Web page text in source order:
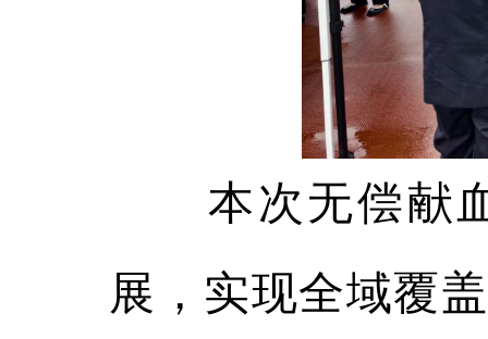
本次无偿献血
展，实现全域覆